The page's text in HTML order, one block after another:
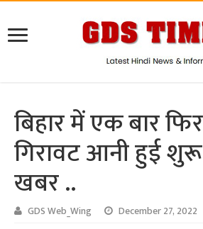
बिहार में एक बार
गिरावट आनी हुई
खबर ..
GDS Web_Wing December 27, 2022